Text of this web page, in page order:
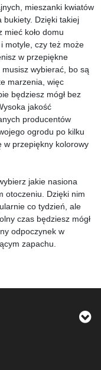
mieszanki kwiatów
bukiety. Dzięki takiej
koło domu
i motyle, czy też może
w przepiękne
wybierać, bo są
marzenia, więc
będziesz mógł bez
jakość
producentów
ogrodu po kilku
w przepiękny kolorowy
jakie nasiona
otoczeniu. Dzięki nim
co tydzień, ale
czas będziesz mógł
odpoczynek w
zapachu.